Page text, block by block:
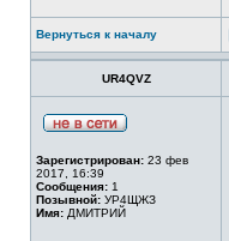
Вернуться к началу
UR4QVZ
Зарегистрирован: 23 фев
2017, 16:39
Сообщения: 1
Позывной: УР4ЩЖЗ
Имя: ДМИТРИЙ